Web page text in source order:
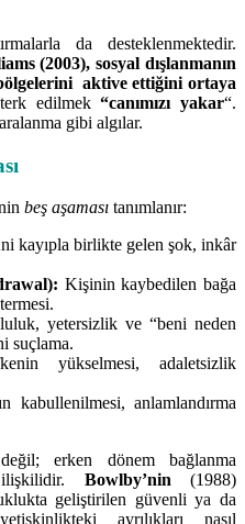
da desteklenmektedir.
(2003), sosyal dışlanmanın
aktive ettiğini ortaya
edilmek“canımızı yakar“.
gibi algılar.
beş aşaması tanımlanır:
kayıpla birlikte gelen şok, inkâr
Kişinin kaybedilen bağa
yetersizlik ve “beni neden
suçlama.
yükselmesi, adaletsizlik
kabullenilmesi, anlamlandırma
erken dönem bağlanma
Bowlby’nin(1988)
geliştirilen güvenli ya da
ayrılıkları nasıl